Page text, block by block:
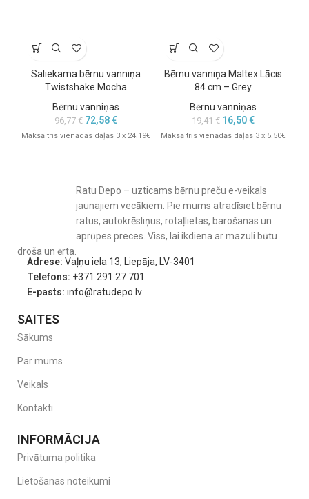
Saliekama bērnu vanniņa
Twistshake Mocha
Bērnu vanniņas
96,77€ 72,58€
Maksā trīs vienādās daļās 3 x 24.19€
Bērnu vanniņa Maltex Lācis
84 cm – Grey
Bērnu vanniņas
19,41€ 16,50€
Maksā trīs vienādās daļās 3 x 5.50€
Ratu Depo – uzticams bērnu preču e-veikals
jaunajiem vecākiem. Pie mums atradīsiet bērnu
ratus, autokrēsliņus, rotaļlietas, barošanas un
aprūpes preces. Viss, lai ikdiena ar mazuli būtu
droša un ērta.
Adrese: Vaļņu iela 13, Liepāja, LV-3401
Telefons: +371 291 27 701
E-pasts: info@ratudepo.lv
SAITES
Sākums
Par mums
Veikals
Kontakti
INFORMĀCIJA
Privātuma politika
Lietošanas noteikumi